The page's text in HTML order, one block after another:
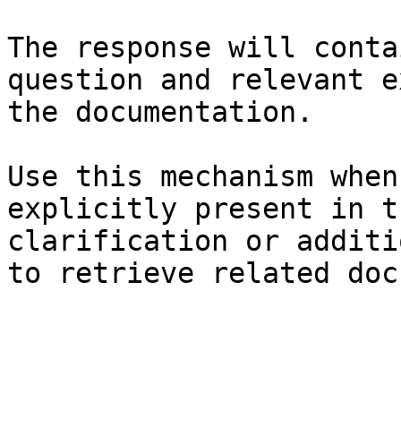
The response will
question and relevant
the documentation.
Use this mechanism
explicitly present in
clarification or